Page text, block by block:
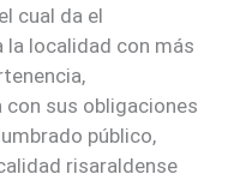
cual da el
la localidad con más
sus obligaciones
público,
risaraldense